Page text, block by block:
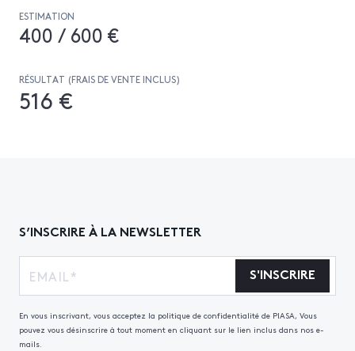
ESTIMATION
400 / 600 €
RÉSULTAT (FRAIS DE VENTE INCLUS)
516 €
S’INSCRIRE À LA NEWSLETTER
S'INSCRIRE
En vous inscrivant, vous acceptez la politique de confidentialité de PIASA, Vous
pouvez vous désinscrire à tout moment en cliquant sur le lien inclus dans nos e-
mails.